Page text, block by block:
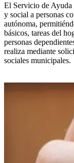
El Servicio de
y social a personas
autónoma,
básicos, tareas del
personas
realiza mediante
sociales municipales.